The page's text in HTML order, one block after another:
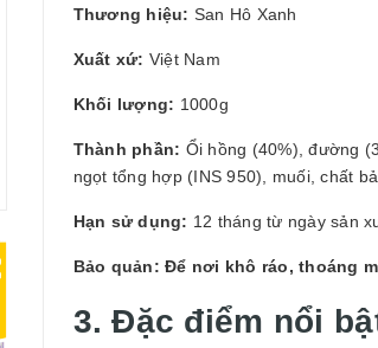
Thương hiệu: San Hô Xanh
Xuất xứ: Việt Nam
Khối lượng: 1000g
Thành phần: Ổi hồng (40%), đường
ngọt tổng hợp (INS 950), muối, chất
Hạn sử dụng: 12 tháng từ ngày sản
Bảo quản: Để nơi khô ráo, thoáng
3.Đặc điểm nổi